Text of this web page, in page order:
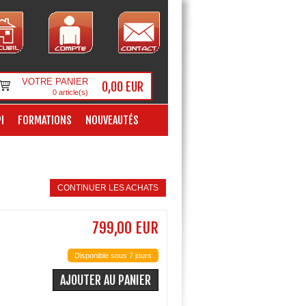
VOTRE PANIER
0article(s) 0,00 EUR
FORMATIONS NOUVEAUTÉS
CONTINUER LES ACHATS
799,00 EUR
Disponible sous 7 jours
AJOUTER AU PANIER